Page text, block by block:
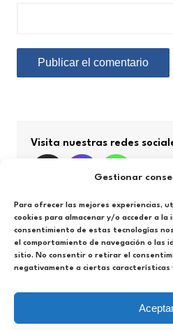
Gestionar
Para ofrecer las mejores experiencias,
cookies para almacenar y/o acceder a la
consentimiento de estas tecnologías
el comportamiento de navegación o las
sitio. No consentir o retirar el
negativamente a ciertas características
Visita nuestras redes
Búsqueda por categorías
Búsqueda